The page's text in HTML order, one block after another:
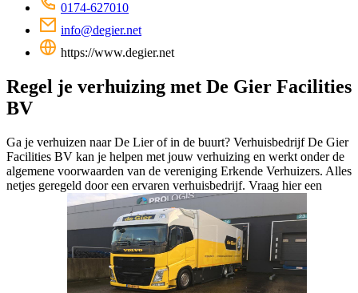
0174-627010
info@degier.net
https://www.degier.net
Regel je verhuizing met De Gier Facilities
BV
Ga je verhuizen naar De Lier of in de buurt? Verhuisbedrijf De Gier
Facilities BV kan je helpen met jouw verhuizing en werkt onder de
algemene voorwaarden van de vereniging Erkende Verhuizers. Alles
netjes geregeld door een ervaren verhuisbedrijf. Vraag hier een